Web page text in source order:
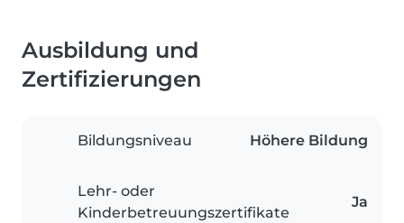
Ausbildung und
Zertifizierungen
Bildungsniveau Höhere Bildung
Lehr- oder
Kinderbetreuungszertifikate
Ja